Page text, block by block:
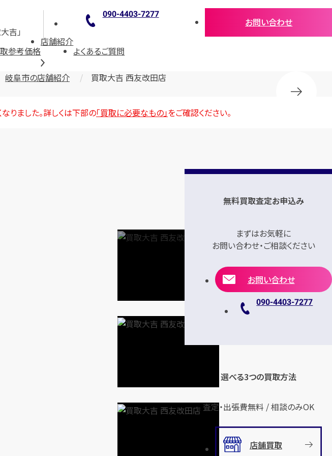
吉」
090-4403-7277
お問い合わせ
参考価格
店舗紹介
よくあるご質問
岐阜市の店舗紹介 買取大吉 西友改田店
ました。詳しくは下部の「買取に必要なもの」をご確認ください。
無料買取査定お申込み
まずはお気軽に
お問い合わせ・ご相談ください
お問い合わせ
090-4403-7277
選べる3つの買取方法
査定・出張費無料 / 相談のみOK
店舗買取